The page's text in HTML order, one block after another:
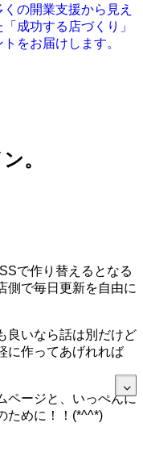
くの開業支援から見え
成功する店づくり」
をお届けします。
。
で作り替えるとなる
側で毎日更新を自由に
良いなら話は別だけど
に作ってあげれれば
ページと、いっぺんに
ために！！(*^^*)